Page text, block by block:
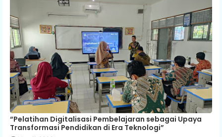
“Pelatihan Digitalisasi Pembelajaran sebagai Upaya
Transformasi Pendidikan di Era Teknologi”